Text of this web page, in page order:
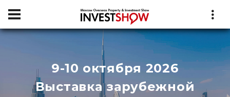
9-10 октября 2026
Выставка зарубежной